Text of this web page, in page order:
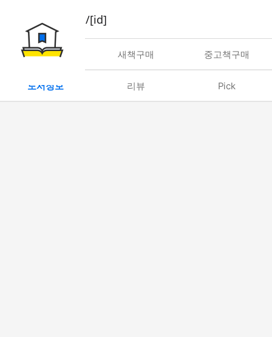
book/rent/[id]
대여 새책구매 중고책구매
도서정보 리뷰 Pick